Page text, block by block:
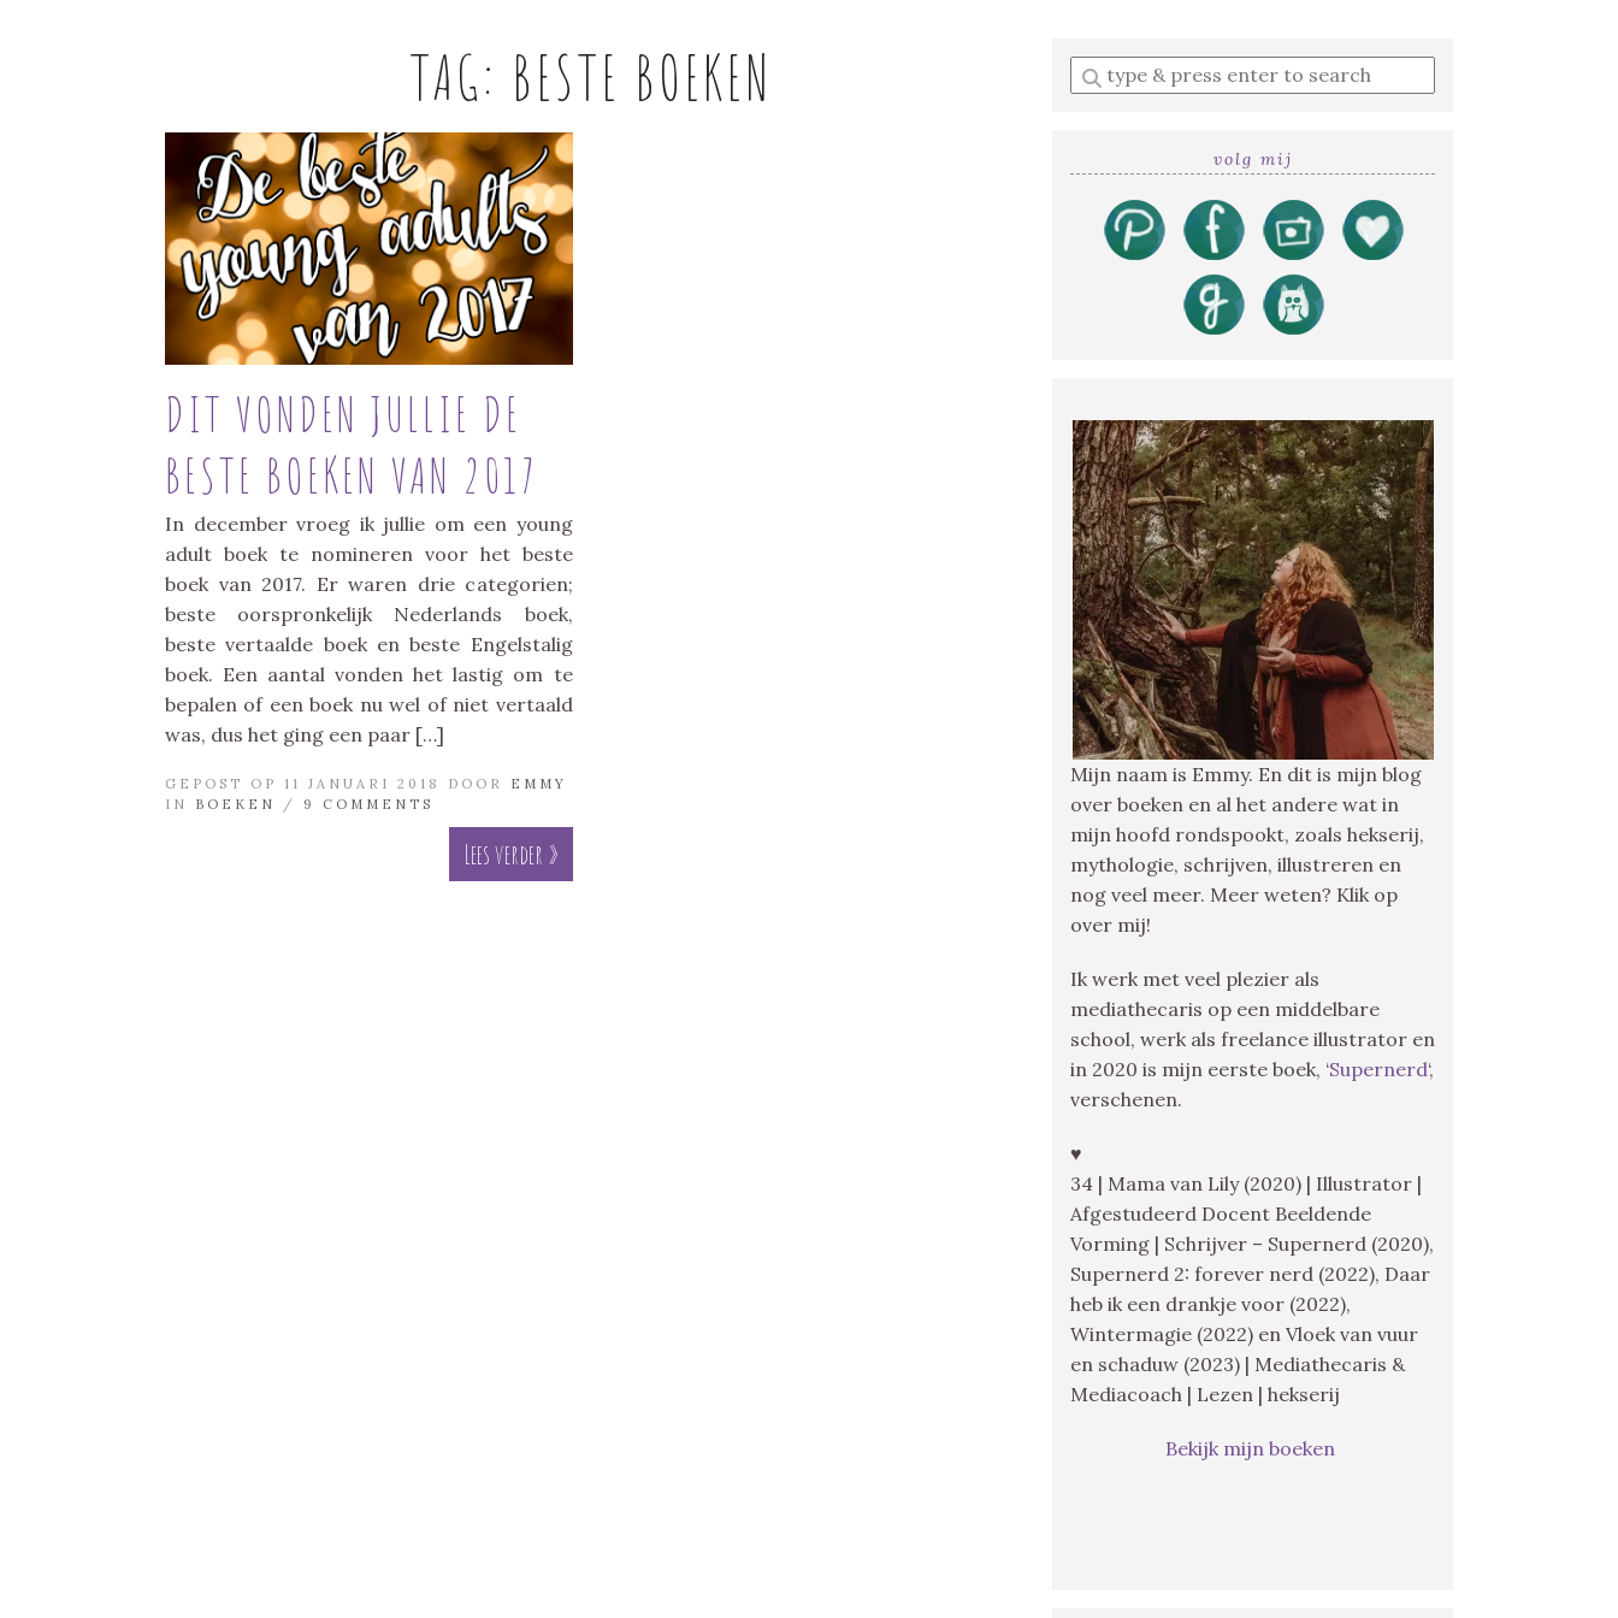
TAG: BESTE BOEKEN
DIT VONDEN JULLIE DE
BESTE BOEKEN VAN 2017
In december vroeg ik jullie om een young
adult boek te nomineren voor het beste
boek van 2017. Er waren drie categorien;
beste oorspronkelijk Nederlands boek,
beste vertaalde boek en beste Engelstalig
boek. Een aantal vonden het lastig om te
bepalen of een boek nu wel of niet vertaald
was, dus het ging een paar […]
GEPOST OP 11 JANUARI 2018 DOOR EMMY
IN BOEKEN / 9 COMMENTS
Lees verder »
Enter
a
volg mij
Mijn naam is Emmy. En dit is mijn blog
over boeken en al het andere wat in
mijn hoofd rondspookt, zoals hekserij,
mythologie, schrijven, illustreren en
nog veel meer. Meer weten? Klik op
over mij!
Ik werk met veel plezier als
mediathecaris op een middelbare
school, werk als freelance illustrator en
in 2020 is mijn eerste boek, ‘Supernerd‘,
verschenen.
♥
34 | Mama van Lily (2020) | Illustrator |
Afgestudeerd Docent Beeldende
Vorming | Schrijver – Supernerd (2020),
Supernerd 2: forever nerd (2022), Daar
heb ik een drankje voor (2022),
Wintermagie (2022) en Vloek van vuur
en schaduw (2023) | Mediathecaris &
Mediacoach | Lezen | hekserij
Bekijk mijn boeken